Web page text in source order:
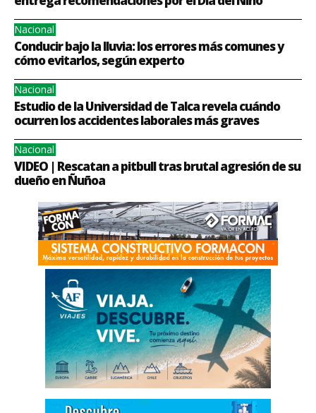
Nacional
Conducir bajo la lluvia: los errores más comunes y
cómo evitarlos, según experto
Nacional
Estudio de la Universidad de Talca revela cuándo
ocurren los accidentes laborales más graves
Nacional
VIDEO | Rescatan a pitbull tras brutal agresión de su
dueño en Ñuñoa